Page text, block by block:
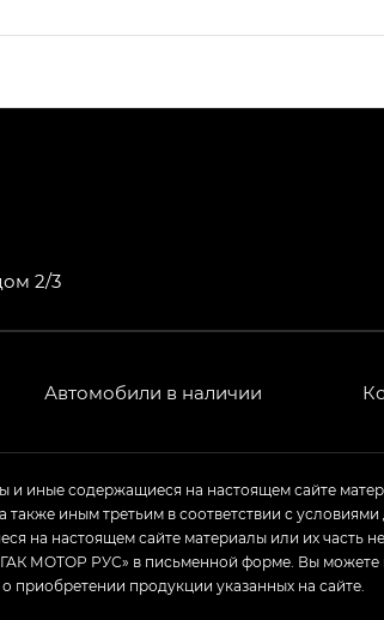
в комплектации Экс ПРЕМИУМ — EX
Би Передний привод — GB
Эс — GS, Джи Эль с элементы
2/3
Автомобили в наличии
и иные содержащиеся на настоящем сайте
иным третьим в соответствии с
на настоящем сайте материалы или их часть
МОТОР РУС» в письменной форме. Вы
продукции указанных на сайте.